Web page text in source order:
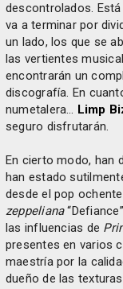
descontrolados.
va a terminar por
un lado, los que se
las vertientes
encontrarán un
discografía. En
numetalera… Limp
seguro disfrutarán.
En cierto modo, han
han estado
desde el pop
zeppeliana
las influencias de
presentes en varios
maestría por la
dueño de las